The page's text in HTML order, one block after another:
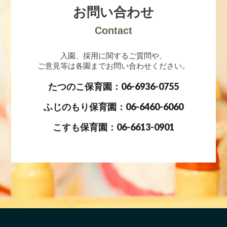
お問い合わせ
Contact
入園、採用に関するご質問や、
ご意見等は各園までお問い合わせください。
たつのこ保育園：06-6936-0755
ふじのもり保育園：06-6460-6060
こすも保育園：06-6613-0901